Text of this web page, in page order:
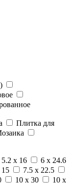
Плитка для
5.2 x 16
6 x 24.6
15
7.5 x 22.5
10 x 30 10 x